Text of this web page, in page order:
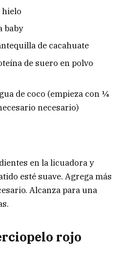
hielo
baby
de cacahuate
de suero en polvo
de coco (empieza con ¼
necesario)
en la licuadora y
esté suave. Agrega más
Alcanza para una
rojo